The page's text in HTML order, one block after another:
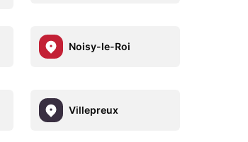
Noisy-le-Roi
Villepreux